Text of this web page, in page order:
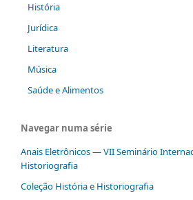
História
Jurídica
Literatura
Música
Saúde e Alimentos
Navegar numa série
Anais Eletrônicos — VII Seminário
Historiografia
Coleção História e Historiografia